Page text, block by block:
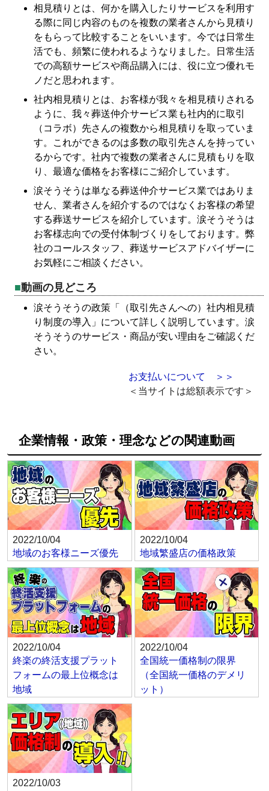
相見積りとは、何かを購入したりサービスを利用す
る際に同じ内容のものを複数の業者さんから見積り
をもらって比較することをいいます。今では日常生
活でも、頻繁に使われるようなりました。日常生活
での高額サービスや商品購入には、役に立つ優れモ
ノだと思われます。
社内相見積りとは、お客様が我々を相見積りされる
ように、我々葬送仲介サービス業も社内的に取引
（コラボ）先さんの複数から相見積りを取っていま
す。これができるのは多数の取引先さんを持ってい
るからです。社内で複数の業者さんに見積もりを取
り、最適な価格をお客様にご紹介しています。
涙そうそうは単なる葬送仲介サービス業ではありま
せん、業者さんを紹介するのではなくお客様の希望
する葬送サービスを紹介しています。涙そうそうは
お客様志向での受付体制づくりをしております。弊
社のコールスタッフ、葬送サービスアドバイザーに
お気軽にご相談ください。
動画の見どころ
涙そうそうの政策「（取引先さんへの）社内相見積
り制度の導入」について詳しく説明しています。涙
そうそうのサービス・商品が安い理由をご確認くだ
さい。
お支払いについて ＞＞
＜当サイトは総額表示です＞
企業情報・政策・理念などの関連動画
2022/10/04
地域のお客様ニーズ優先
2022/10/04
地域繁盛店の価格政策
2022/10/04
終楽の終活支援プラット
フォームの最上位概念は
地域
2022/10/04
全国統一価格制の限界
（全国統一価格のデメリ
ット）
2022/10/03